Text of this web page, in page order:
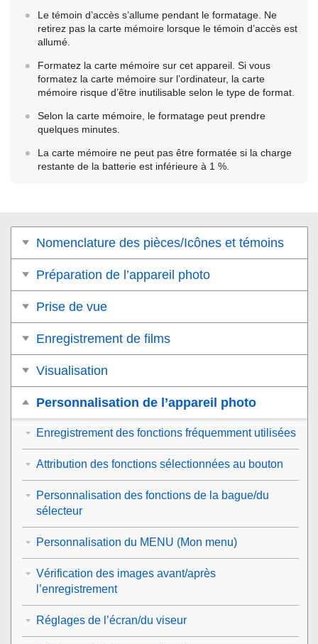
Le témoin d’accès s’allume pendant le formatage. Ne
retirez pas la carte mémoire lorsque le témoin d’accès est
allumé.
Formatez la carte mémoire sur cet appareil. Si vous
formatez la carte mémoire sur l’ordinateur, la carte
mémoire risque d’être inutilisable selon le type de format.
Selon la carte mémoire, le formatage peut prendre
quelques minutes.
La carte mémoire ne peut pas être formatée si la charge
restante de la batterie est inférieure à 1 %.
Nomenclature des pièces/Icônes et témoins
Préparation de l’appareil photo
Prise de vue
Enregistrement de films
Visualisation
Personnalisation de l’appareil photo
Enregistrement des fonctions fréquemment utilisées
Attribution des fonctions sélectionnées au bouton
Personnalisation des fonctions de la bague/du
sélecteur
Personnalisation du MENU (Mon menu)
Vérification des images avant/après
l’enregistrement
Réglages de l’écran/du viseur